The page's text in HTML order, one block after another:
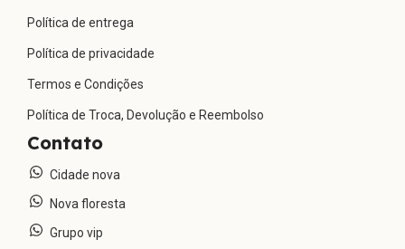
Política de entrega
Política de privacidade
Termos e Condições
Política de Troca, Devolução e Reembolso
Contato
Cidade nova
Nova floresta
Grupo vip